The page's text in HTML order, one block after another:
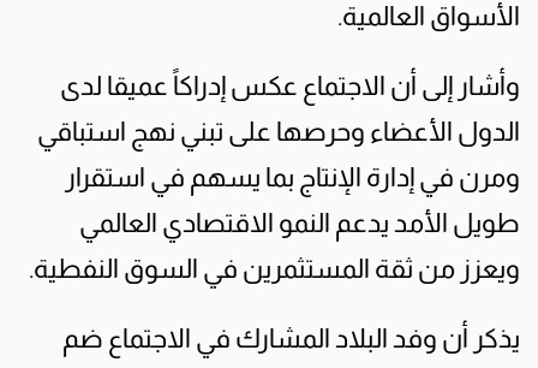
الأسواق العالمية.
وأشار إلى أن الاجتماع عكس إدراكاً عميقا لدى
الدول الأعضاء وحرصها على تبني نهج استباقي
ومرن في إدارة الإنتاج بما يسهم في استقرار
طويل الأمد يدعم النمو الاقتصادي العالمي
ويعزز من ثقة المستثمرين في السوق النفطية.
يذكر أن وفد البلاد المشارك في الاجتماع ضم